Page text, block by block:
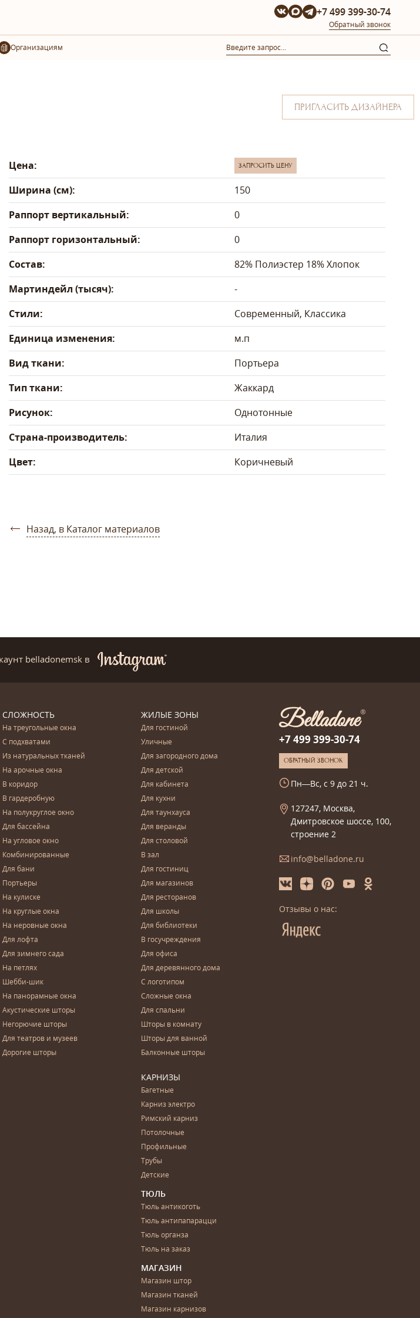
+7 499 399-30-74
Обратный звонок
Организациям
ПРИГЛАСИТЬ ДИЗАЙНЕРА
Цена: ЗАПРОСИТЬ ЦЕНУ
Ширина (см):
150
Раппорт вертикальный:
0
Раппорт горизонтальный:
0
Состав:
82% Полиэстер 18% Хлопок
Мартиндейл (тысяч):
-
Стили:
Современный, Классика
Единица изменения:
м.п
Вид ткани:
Портьера
Тип ткани:
Жаккард
Рисунок:
Однотонные
Страна-производитель:
Италия
Цвет:
Коричневый
Назад, в Каталог материалов
belladonemsk в
СЛОЖНОСТЬ
На треугольные окна
С подхватами
Из натуральных тканей
На арочные окна
В коридор
В гардеробную
На полукруглое окно
Для бассейна
На угловое окно
Комбинированные
Для бани
Портьеры
На кулиске
На круглые окна
На неровные окна
Для лофта
Для зимнего сада
На петлях
Шебби-шик
На панорамные окна
Акустические шторы
Негорючие шторы
Для театров и музеев
Дорогие шторы
ЖИЛЫЕ ЗОНЫ
Для гостиной
Уличные
Для загородного дома
Для детской
Для кабинета
Для кухни
Для таунхауса
Для веранды
Для столовой
В зал
Для гостиниц
Для магазинов
Для ресторанов
Для школы
Для библиотеки
В госучреждения
Для офиса
Для деревянного дома
С логотипом
Сложные окна
Для спальни
Шторы в комнату
Шторы для ванной
Балконные шторы
КАРНИЗЫ
Багетные
Карниз электро
Римский карниз
Потолочные
Профильные
Трубы
Детские
ТЮЛЬ
Тюль антикоготь
Тюль антипапарацци
Тюль органза
Тюль на заказ
МАГАЗИН
Магазин штор
Магазин тканей
Магазин карнизов
+7 499 399-30-74
ОБРАТНЫЙ ЗВОНОК
Пн—Вс, с 9 до 21 ч.
127247, Москва,
Дмитровское шоссе, 100,
строение 2
info@belladone.ru
Отзывы о нас: